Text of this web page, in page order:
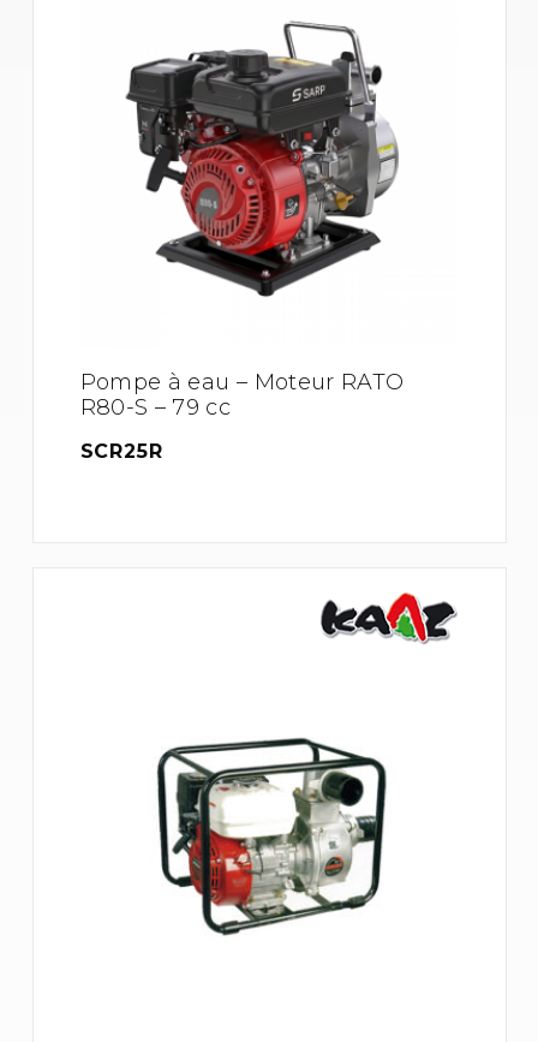
Pompe à eau – Moteur RATO
R80-S – 79 cc
SCR25R